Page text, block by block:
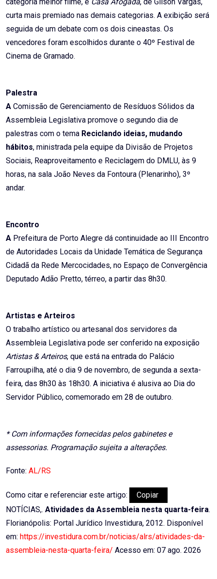
categoria melhor filme, e Casa Afogada, de Gilson Vargas,
curta mais premiado nas demais categorias. A exibição será
seguida de um debate com os dois cineastas. Os
vencedores foram escolhidos durante o 40º Festival de
Cinema de Gramado.
Palestra
A Comissão de Gerenciamento de Resíduos Sólidos da
Assembleia Legislativa promove o segundo dia de
palestras com o tema Reciclando ideias, mudando
hábitos, ministrada pela equipe da Divisão de Projetos
Sociais, Reaproveitamento e Reciclagem do DMLU, às 9
horas, na sala João Neves da Fontoura (Plenarinho), 3º
andar.
Encontro
A Prefeitura de Porto Alegre dá continuidade ao III Encontro
de Autoridades Locais da Unidade Temática de Segurança
Cidadã da Rede Mercocidades, no Espaço de Convergência
Deputado Adão Pretto, térreo, a partir das 8h30.
Artistas e Arteiros
O trabalho artístico ou artesanal dos servidores da
Assembleia Legislativa pode ser conferido na exposição
Artistas & Arteiros, que está na entrada do Palácio
Farroupilha, até o dia 9 de novembro, de segunda a sexta-
feira, das 8h30 às 18h30. A iniciativa é alusiva ao Dia do
Servidor Público, comemorado em 28 de outubro.
* Com informações fornecidas pelos gabinetes e
assessorias. Programação sujeita a alterações.
Fonte: AL/RS
Como citar e referenciar este artigo:
Copiar
NOTÍCIAS,. Atividades da Assembleia nesta quarta-feira.
Florianópolis: Portal Jurídico Investidura, 2012. Disponível
em: https://investidura.com.br/noticias/alrs/atividades-da-
assembleia-nesta-quarta-feira/ Acesso em: 07 ago. 2026